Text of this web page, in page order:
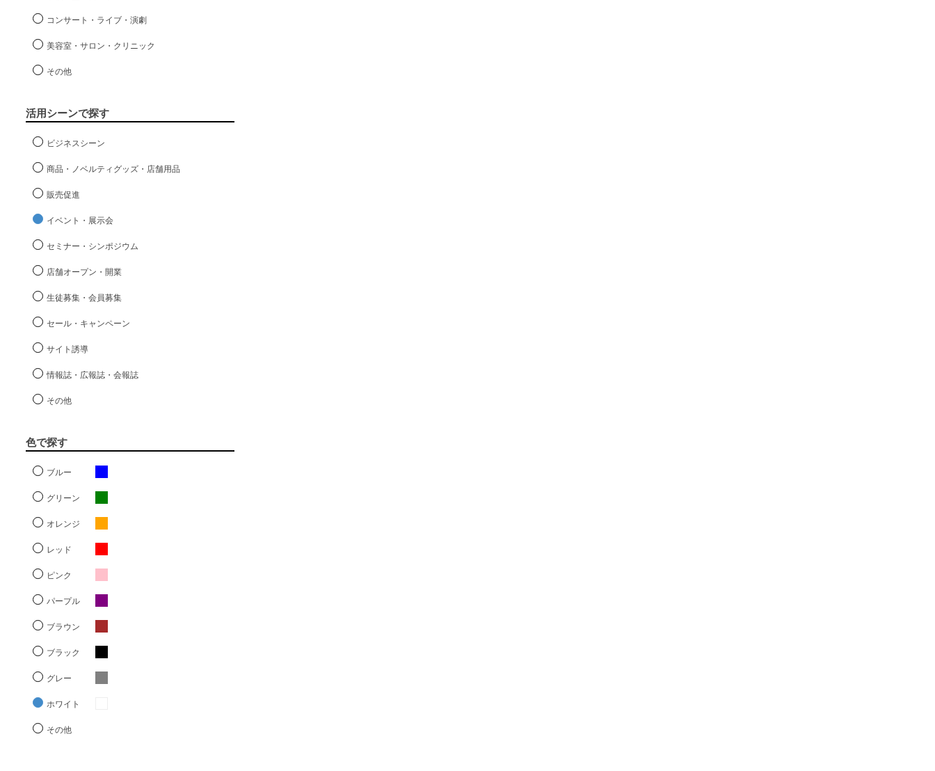
コンサート・ライブ・演劇
美容室・サロン・クリニック
その他
活用シーンで探す
ビジネスシーン
商品・ノベルティグッズ・店舗用品
販売促進
イベント・展示会
セミナー・シンポジウム
店舗オープン・開業
生徒募集・会員募集
セール・キャンペーン
サイト誘導
情報誌・広報誌・会報誌
その他
色で探す
ブルー
グリーン
オレンジ
レッド
ピンク
パープル
ブラウン
ブラック
グレー
ホワイト
その他